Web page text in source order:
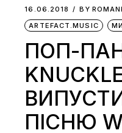
16.06.2018 BY
ARTEFACT.MUSIC
ПОП-
ПІСНЮ